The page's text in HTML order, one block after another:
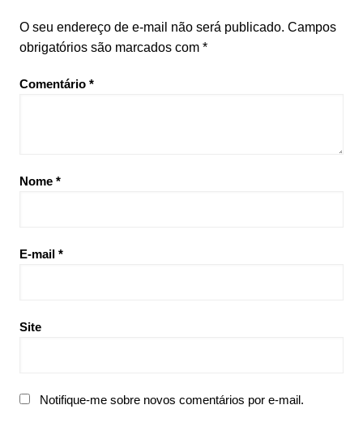
O seu endereço de e-mail não será publicado. Campos
obrigatórios são marcados com *
Comentário *
Nome *
E-mail *
Site
Notifique-me sobre novos comentários por e-mail.